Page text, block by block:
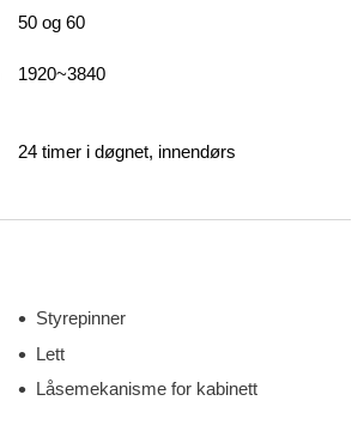
50 og 60
1920~3840
24 timer i døgnet, innendørs
Styrepinner
Lett
Låsemekanisme for kabinett